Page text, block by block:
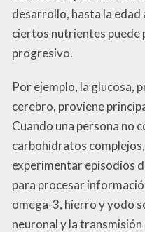
desarrollo, hasta la edad
ciertos nutrientes
progresivo.
Por ejemplo, la glucosa,
cerebro, proviene
Cuando una persona no
carbohidratos
experimentar episodios
para procesar
omega-3, hierro y yodo
neuronal y la transmisión